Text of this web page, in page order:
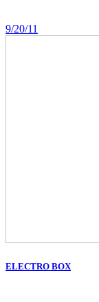
9/20/11
ELECTRO BOX